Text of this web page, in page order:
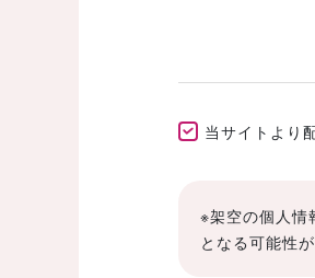
当サイトより
※架空の個人情
となる可能性